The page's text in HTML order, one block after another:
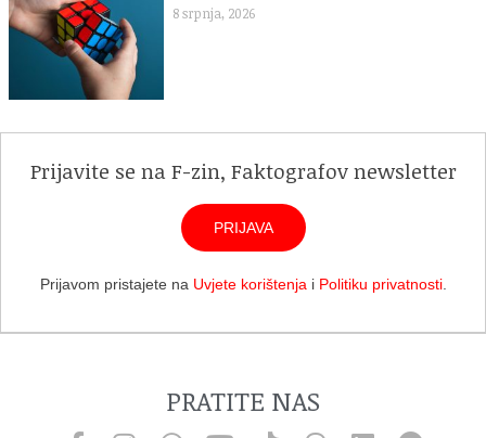
8 srpnja, 2026
Prijavite se na F-zin, Faktografov newsletter
PRIJAVA
Prijavom pristajete na Uvjete korištenja i Politiku privatnosti.
PRATITE NAS